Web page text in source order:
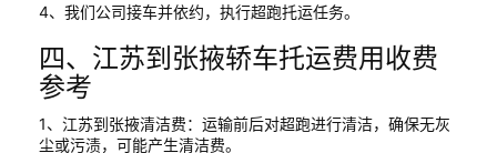
4、我们公司接车并依约，执行超跑托运任务。
四、江苏到张掖轿车托运费用收费
参考
1、江苏到张掖清洁费：运输前后对超跑进行清洁，确保无灰
尘或污渍，可能产生清洁费。